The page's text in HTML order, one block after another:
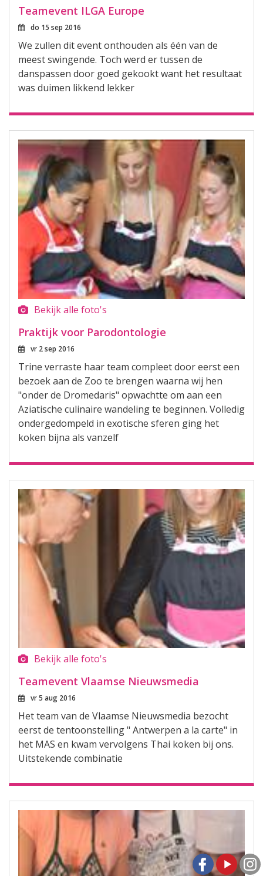
Teamevent ILGA Europe
do 15 sep 2016
We zullen dit event onthouden als één van de
meest swingende. Toch werd er tussen de
danspassen door goed gekookt want het resultaat
was duimen likkend lekker
Bekijk alle foto's
Praktijk voor Parodontologie
vr 2 sep 2016
Trine verraste haar team compleet door eerst een
bezoek aan de Zoo te brengen waarna wij hen
"onder de Dromedaris" opwachtte om aan een
Aziatische culinaire wandeling te beginnen. Volledig
ondergedompeld in exotische sferen ging het
koken bijna als vanzelf
Bekijk alle foto's
Teamevent Vlaamse Nieuwsmedia
vr 5 aug 2016
Het team van de Vlaamse Nieuwsmedia bezocht
eerst de tentoonstelling " Antwerpen a la carte" in
het MAS en kwam vervolgens Thai koken bij ons.
Uitstekende combinatie